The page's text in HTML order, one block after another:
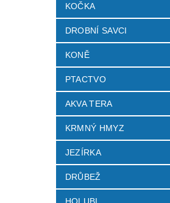
KOČKA
DROBNÍ SAVCI
KONĚ
PTACTVO
AKVA TERA
KRMNÝ HMYZ
JEZÍRKA
DRŮBEŽ
HOLUBI